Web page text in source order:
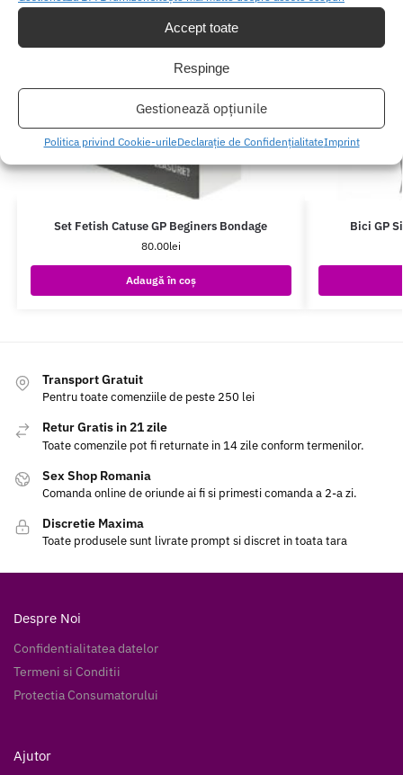
Accept toate
Respinge
Gestionează opțiunile
Politica privind Cookie-urileDeclarație de ConfidențialitateImprint
Set Fetish Catuse GP Beginers Bondage
80.00lei
Adaugă în coș
Bici GP
Transport Gratuit
Pentru toate comenziile de peste 250 lei
Retur Gratis in 21 zile
Toate comenzile pot fi returnate in 14 zile conform termenilor.
Sex Shop Romania
Comanda online de oriunde ai fi si primesti comanda a 2-a zi.
Discretie Maxima
Toate produsele sunt livrate prompt si discret in toata tara
Despre Noi
Confidentialitatea datelor
Termeni si Conditii
Protectia Consumatorului
Ajutor